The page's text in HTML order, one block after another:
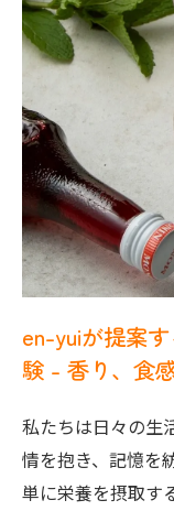
en-yuiが提案
験 - 香り、食
私たちは日々の生
情を抱き、記憶を
単に栄養を摂取す